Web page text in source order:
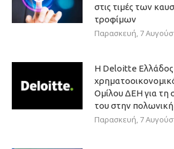
στις τιμές των
τροφίμων
Παρασκευή, 7
Η Deloitte Ελλάδος
Ομίλου ΔΕΗ για τη
του στην πολωνική
Παρασκευή, 7